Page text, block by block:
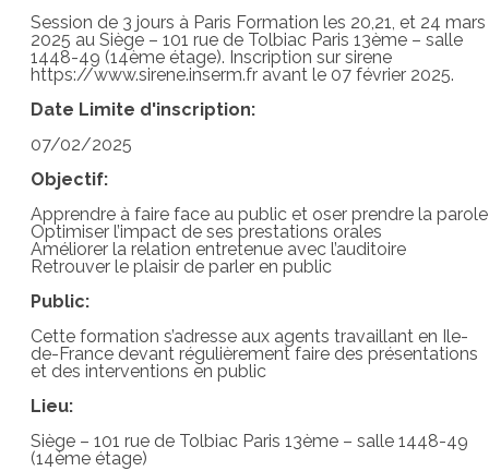
Session de 3 jours à Paris Formation les 20,21, et 24 mars
2025 au Siège – 101 rue de Tolbiac Paris 13ème – salle
1448-49 (14ème étage). Inscription sur sirene
https://www.sirene.inserm.fr avant le 07 février 2025.
Date Limite d'inscription:
07/02/2025
Objectif:
Apprendre à faire face au public et oser prendre la parole
Optimiser l’impact de ses prestations orales
Améliorer la relation entretenue avec l’auditoire
Retrouver le plaisir de parler en public
Public:
Cette formation s’adresse aux agents travaillant en Ile-
de-France devant régulièrement faire des présentations
et des interventions en public
Lieu:
Siège – 101 rue de Tolbiac Paris 13ème – salle 1448-49
(14ème étage)